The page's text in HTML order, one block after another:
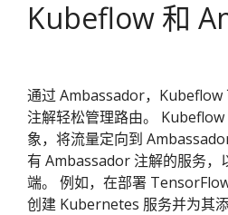
Kubeflow 和
通过 Ambassador，
注解轻松管理路由。
象，将流量定向到
有 Ambassador 注解的服务，
端。 例如，在部署
创建 Kubernetes 服务并为其